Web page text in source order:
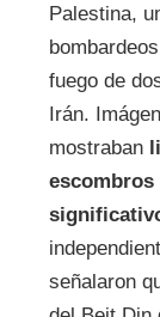
Palestina,
fuego de
Irán.
mostraban
señalaron